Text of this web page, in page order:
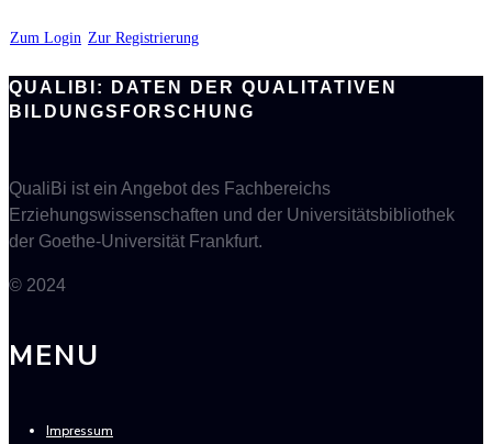
Zum Login Zur Registrierung
QUALIBI: DATEN DER QUALITATIVEN
BILDUNGSFORSCHUNG
QualiBi ist ein Angebot des Fachbereichs
Erziehungswissenschaften und der Universitätsbibliothek
der Goethe-Universität Frankfurt.
© 2024
MENU
Impressum